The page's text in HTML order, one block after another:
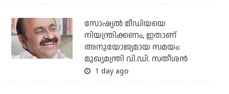
സോഷ്യല്‍ മീഡിയയെ
നിയന്ത്രിക്കണം, ഇതാണ്
അനുയോജ്യമായ സമയം:
മുഖ്യമന്ത്രി വി.ഡി. സതീശന്‍
1 day ago